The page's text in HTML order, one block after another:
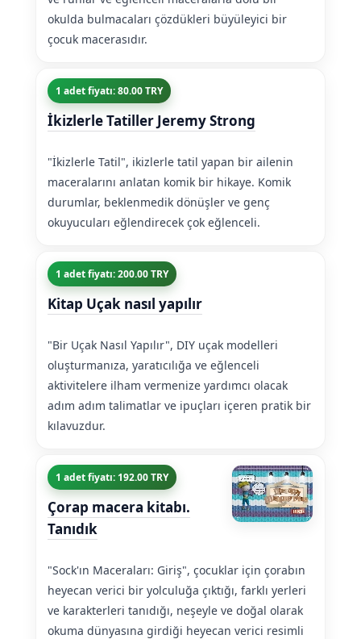
okulda bulmacaları çözdükleri büyüleyici bir
çocuk macerasıdır.
1 adet fiyatı: 80.00 TRY
İkizlerle Tatiller Jeremy Strong
"İkizlerle Tatil", ikizlerle tatil yapan bir ailenin
maceralarını anlatan komik bir hikaye. Komik
durumlar, beklenmedik dönüşler ve genç
okuyucuları eğlendirecek çok eğlenceli.
1 adet fiyatı: 200.00 TRY
Kitap Uçak nasıl yapılır
"Bir Uçak Nasıl Yapılır", DIY uçak modelleri
oluşturmanıza, yaratıcılığa ve eğlenceli
aktivitelere ilham vermenize yardımcı olacak
adım adım talimatlar ve ipuçları içeren pratik bir
kılavuzdur.
1 adet fiyatı: 192.00 TRY
Çorap macera kitabı.
Tanıdık
"Sock'ın Maceraları: Giriş", çocuklar için çorabın
heyecan verici bir yolculuğa çıktığı, farklı yerleri
ve karakterleri tanıdığı, neşeyle ve doğal olarak
okuma dünyasına girdiği heyecan verici resimli